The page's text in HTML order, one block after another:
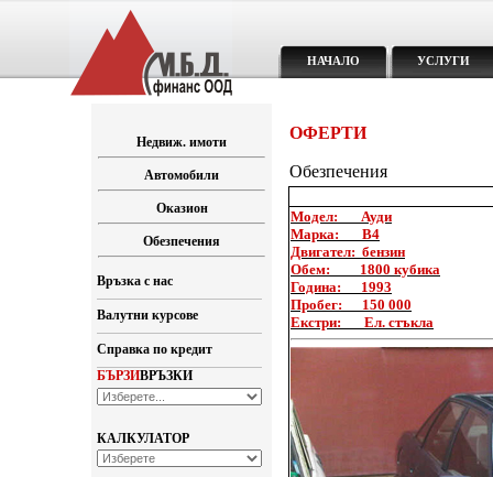
НАЧАЛО УСЛУГИ
Недвиж. имоти
Автомобили
Оказион
Обезпечения
Връзка с нас
Валутни курсове
Справка по кредит
БЪРЗИВРЪЗКИ
КАЛКУЛАТОР
ОФЕРТИ
Обезпечения
Модел: Ауди
Марка: B4
Двигател: бензин
Обем: 1800 кубика
Година: 1993
Пробег: 150 000
Екстри: Ел. стъкла